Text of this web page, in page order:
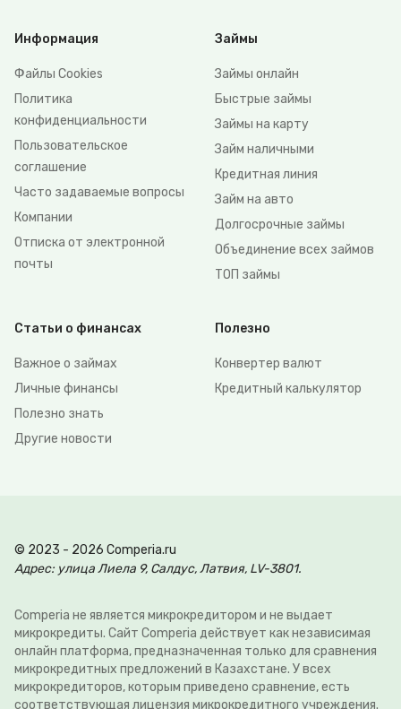
Информация
Файлы Сookies
Политика
конфиденциальности
Пользовательское
соглашение
Часто задаваемые вопросы
Компании
Отписка от электронной
почты
Займы
Займы онлайн
Быстрые займы
Займы на карту
Займ наличными
Кредитная линия
Займ на авто
Долгосрочные займы
Объединение всех займов
ТОП займы
Статьи о финансах
Важное о займах
Личные финансы
Полезно знать
Другие новости
Полезно
Конвертер валют
Кредитный калькулятор
© 2023 - 2026 Comperia.ru
Адрес: улица Лиела 9, Салдус, Латвия, LV-3801.
Comperia не является микрокредитором и не выдает
микрокредиты. Сайт Comperia действует как независимая
онлайн платформа, предназначенная только для сравнения
микрокредитных предложений в Казахстане. У всех
микрокредиторов, которым приведено сравнение, есть
соответствующая лицензия микрокредитного учреждения.